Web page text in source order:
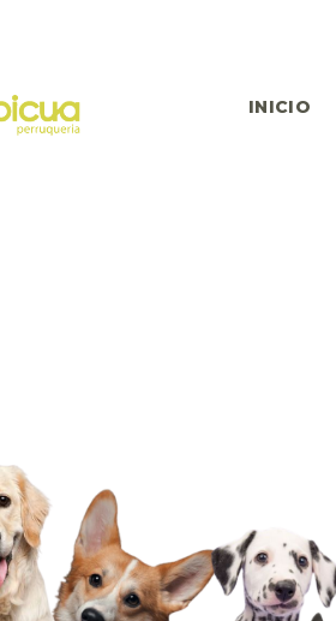
INICIO